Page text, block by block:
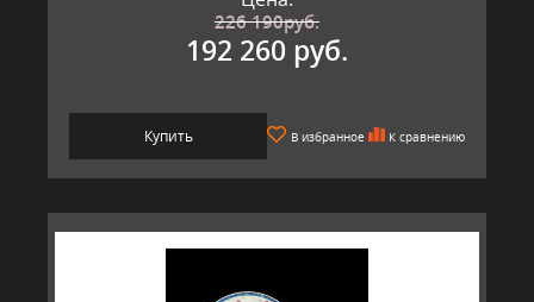
226 190руб.
192 260 руб.
Купить В избранное К сравнению